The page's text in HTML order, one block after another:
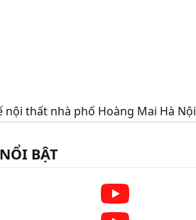
nội thất nhà phố Hoàng Mai Hà Nội
BẬT